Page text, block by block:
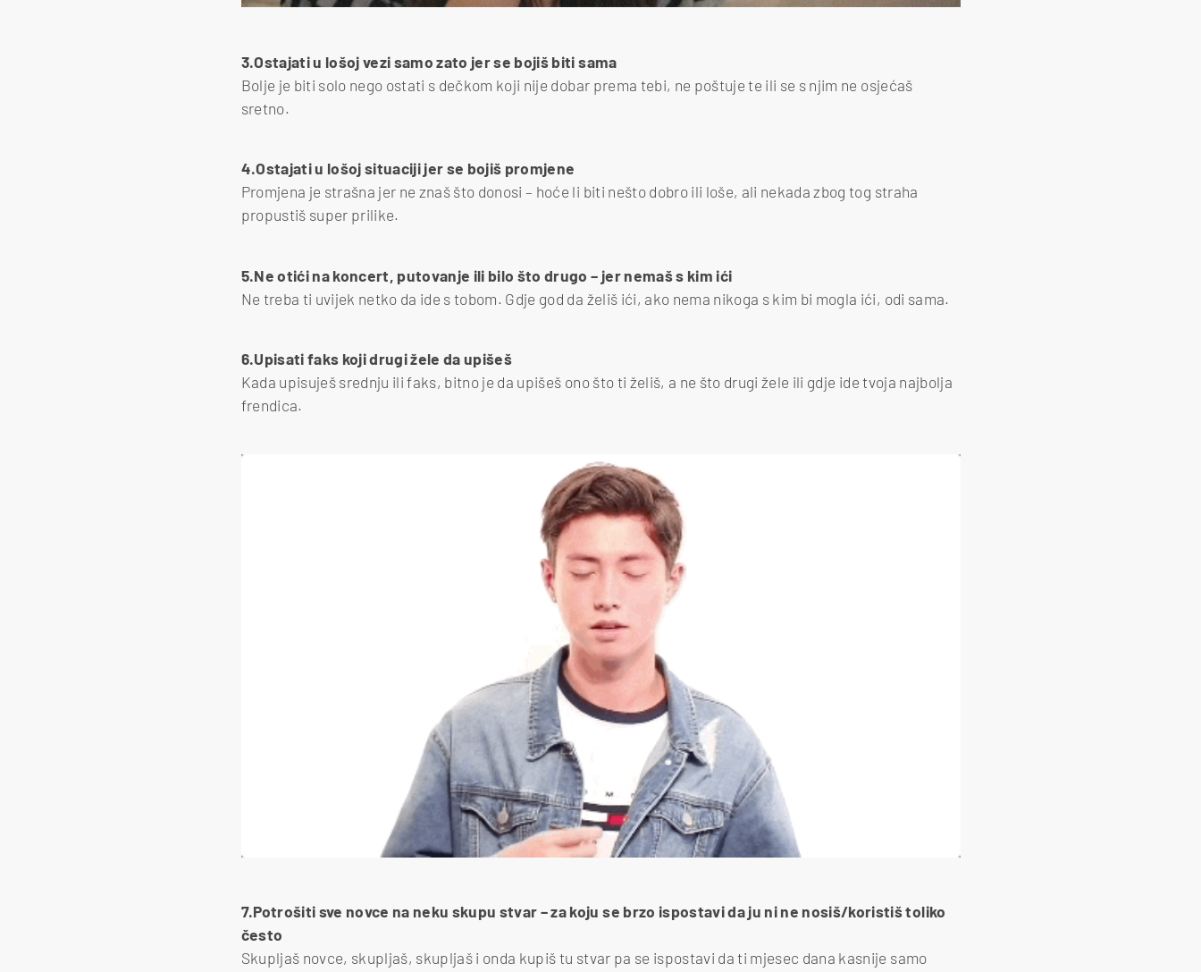
3.Ostajati u lošoj vezi samo zato jer se bojiš biti sama
Bolje je biti solo nego ostati s dečkom koji nije dobar prema tebi, ne poštuje te ili se s njim ne osjećaš
sretno.
4.Ostajati u lošoj situaciji jer se bojiš promjene
Promjena je strašna jer ne znaš što donosi – hoće li biti nešto dobro ili loše, ali nekada zbog tog straha
propustiš super prilike.
5.Ne otići na koncert, putovanje ili bilo što drugo – jer nemaš s kim ići
Ne treba ti uvijek netko da ide s tobom. Gdje god da želiš ići, ako nema nikoga s kim bi mogla ići, odi sama.
6.Upisati faks koji drugi žele da upišeš
Kada upisuješ srednju ili faks, bitno je da upišeš ono što ti želiš, a ne što drugi žele ili gdje ide tvoja najbolja
frendica.
7.Potrošiti sve novce na neku skupu stvar – za koju se brzo ispostavi da ju ni ne nosiš/koristiš toliko
često
Skupljaš novce, skupljaš, skupljaš i onda kupiš tu stvar pa se ispostavi da ti mjesec dana kasnije samo